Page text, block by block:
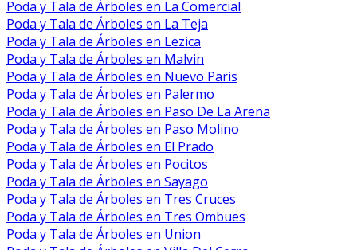
Poda y Tala de Árboles en La Comercial
Poda y Tala de Árboles en La Teja
Poda y Tala de Árboles en Lezica
Poda y Tala de Árboles en Malvin
Poda y Tala de Árboles en Nuevo Paris
Poda y Tala de Árboles en Palermo
Poda y Tala de Árboles en Paso De La Arena
Poda y Tala de Árboles en Paso Molino
Poda y Tala de Árboles en El Prado
Poda y Tala de Árboles en Pocitos
Poda y Tala de Árboles en Sayago
Poda y Tala de Árboles en Tres Cruces
Poda y Tala de Árboles en Tres Ombues
Poda y Tala de Árboles en Union